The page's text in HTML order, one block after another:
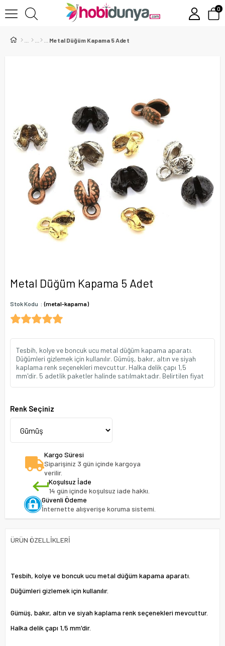
0
Metal Düğüm Kapama 5 Adet
Metal Düğüm Kapama 5 Adet
Stok Kodu (metal-kapama)
Tesbih, kolye ve boncuk ucu metal düğüm kapama aparatı.
Düğümleri gizlemek için kullanılır. Gümüş, bakır, altın ve siyah
kaplama renk seçenekleri mevcuttur. Halka delik çapı 1,5
mm'dir. 5 adetlik paketler halinde satılmaktadır. Belirtilen fiyat
Renk Seçiniz
Kargo Süresi
Siparişiniz 3 gün içinde kargoya
verilir.
Koşulsuz İade
14 gün içinde koşulsuz iade hakkı.
Güvenli Ödeme
İnternette alışverişe koruma sistemi.
ÜRÜN ÖZELLIKLERI
Tesbih, kolye ve boncuk ucu metal düğüm kapama aparatı.
Düğümleri gizlemek için kullanılır.
Gümüş, bakır, altın ve siyah kaplama renk seçenekleri mevcuttur.
Halka delik çapı 1,5 mm'dir.